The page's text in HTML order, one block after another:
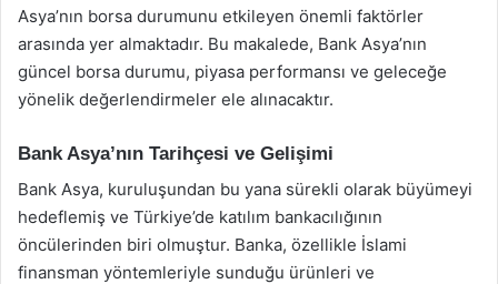
Asya’nın borsa durumunu etkileyen önemli faktörler
arasında yer almaktadır. Bu makalede, Bank Asya’nın
güncel borsa durumu, piyasa performansı ve geleceğe
yönelik değerlendirmeler ele alınacaktır.
Bank Asya’nın Tarihçesi ve Gelişimi
Bank Asya, kuruluşundan bu yana sürekli olarak büyümeyi
hedeflemiş ve Türkiye’de katılım bankacılığının
öncülerinden biri olmuştur. Banka, özellikle İslami
finansman yöntemleriyle sunduğu ürünleri ve